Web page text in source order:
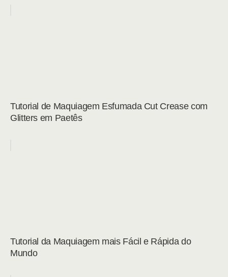
Tutorial de Maquiagem Esfumada Cut Crease com
Glitters em Paetês
Tutorial da Maquiagem mais Fácil e Rápida do
Mundo